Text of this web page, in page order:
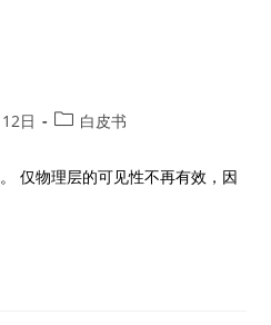
日 白皮书
仅物理层的可见性不再有效，因